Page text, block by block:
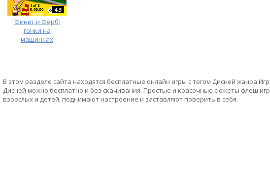
4.3
Финис и Ферб:
гонки на
машинках
В этом разделе сайта находятся бесплатные онлайн игры с тегом Дисней жанра
Дисней можно бесплатно и без скачивания. Простые и красочные сюжеты флеш
взрослых и детей, поднимают настроение и заставляют поверить в себя.